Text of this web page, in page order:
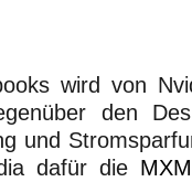
wird von
den
und
dafür die MXM